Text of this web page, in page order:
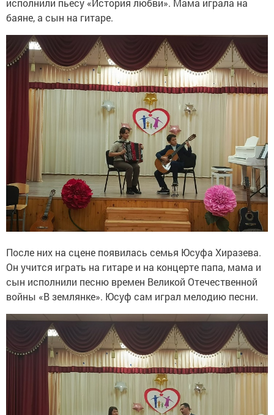
баяне, а сын на гитаре.
После них на сцене появилась семья Юсуфа Хиразева.
Он учится играть на гитаре и на концерте папа, мама и
сын исполнили песню времен Великой Отечественной
войны «В землянке». Юсуф сам играл мелодию песни.